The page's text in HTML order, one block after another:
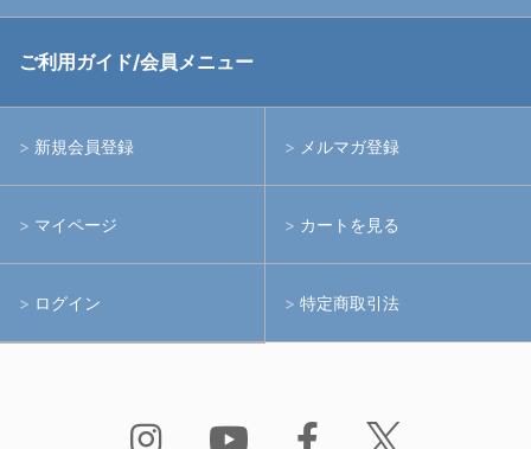
中古アームシステム
水中用品
RGBlue
イノン
フィッシュアイ
ご利用ガイド/会員メニュー
新規会員登録 メルマガ登録
マイページ カートを見る
ログイン 特定商取引法